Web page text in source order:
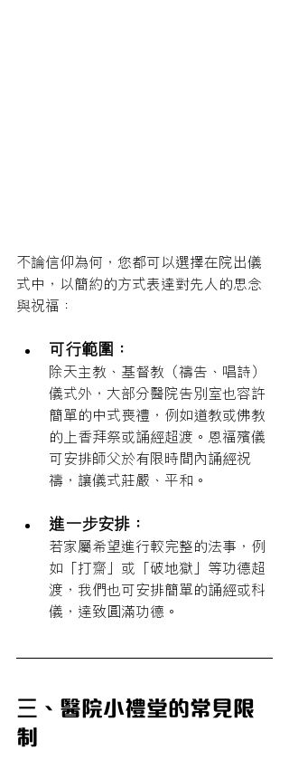
不論信仰為何，您都可以選擇在院出儀
式中，以簡約的方式表達對先人的思念
與祝福：
可行範圍：
除天主教、基督教（禱告、唱詩）
儀式外，大部分醫院告別室也容許
簡單的中式喪禮，例如道教或佛教
的上香拜祭或誦經超渡。恩福殯儀
可安排師父於有限時間內誦經祝
禱，讓儀式莊嚴、平和。
進一步安排：
若家屬希望進行較完整的法事，例
如「打齋」或「破地獄」等功德超
渡，我們也可安排簡單的誦經或科
儀，達致圓滿功德。
三、醫院小禮堂的常見限
制